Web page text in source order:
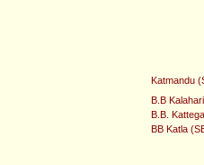
Katmandu
B.B
B.B.
BB Katla